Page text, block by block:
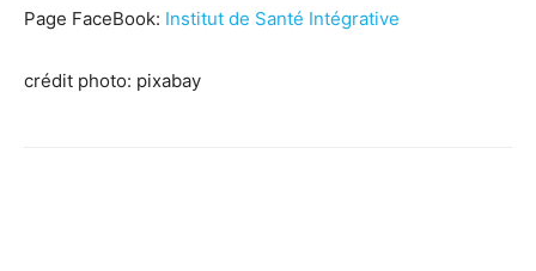
Page FaceBook: Institut de Santé Intégrative
crédit photo: pixabay